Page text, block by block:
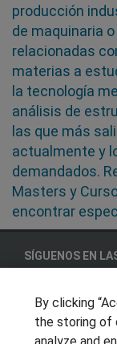
producción
de maquinaria
relacionadas
materias a
la tecnología
análisis de
las que más
actualmente y
demandados.
Masters y
encontrar
SÍGUENOS EN
OTROS GRUPOS
By clicking
the storing of